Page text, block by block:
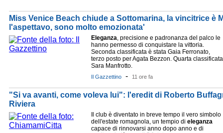
Miss Venice Beach chiude a Sottomarina, la vincitrice è
l'aspettavo, sono molto emozionata'
Eleganza, precisione e padronanza del palco le
hanno permesso di conquistare la vittoria.
Seconda classificata è stata Gaia Ferronato,
terzo posto per Agata Bezzon. Quarta classificata
Sara Manfrotto.
Il Gazzettino - 11 ore fa
"Si va avanti, come voleva lui": l'eredit di Roberto
Riviera
Il club è diventato in breve tempo il vero simbolo
dell'estate romagnola, un tempio di eleganza
capace di rinnovarsi anno dopo anno e di